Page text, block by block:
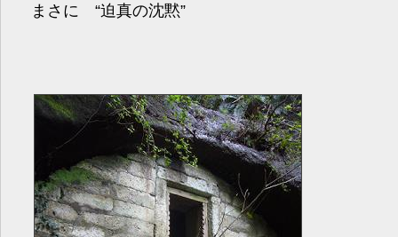
まさに “迫真の沈黙”